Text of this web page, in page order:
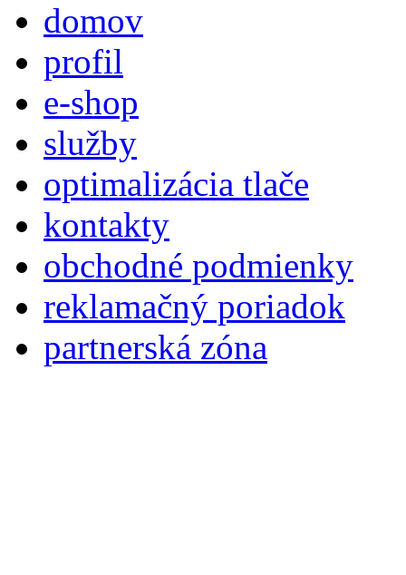
domov
profil
e-shop
služby
optimalizácia tlače
kontakty
obchodné podmienky
reklamačný poriadok
partnerská zóna